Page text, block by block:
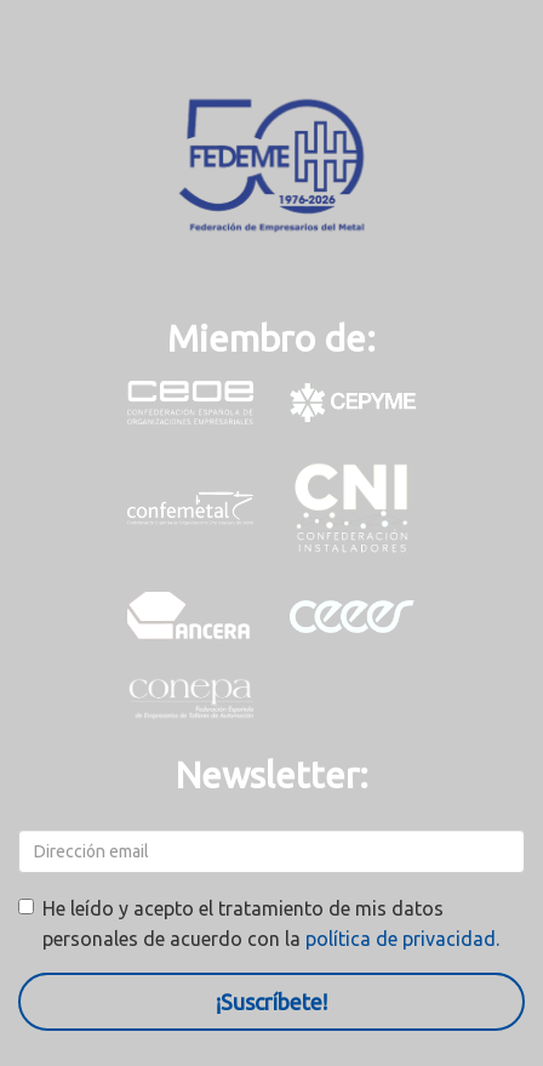
Miembro de:
Newsletter:
He leído y acepto el tratamiento de mis datos
personales de acuerdo con la política de privacidad.
¡Suscríbete!